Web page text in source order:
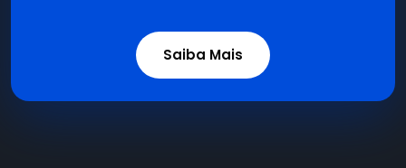
Saiba Mais